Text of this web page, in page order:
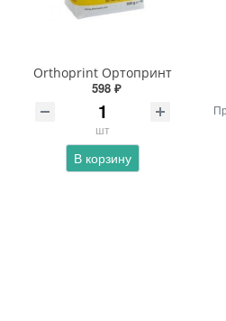
Orthoprint Ортопринт
598 ₽
шт
В корзину